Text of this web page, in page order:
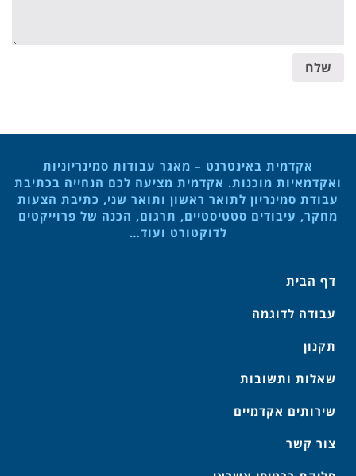
שלח
אקדמית באינטרנט – מאגר עבודות סמינריוניות
ואקדמאיות מוכנות. אקדמית מציעה לכם הנחייה בכתיבת
עבודת סמינריון לתואר ראשון ותואר שני, כתיבת הצעות
מחקר, עיבודים סטטיסטיים, תרגום, הכנה של פרוייקטים
לדוקטורט ועוד…
דף הבית
עבודה לדוגמה
תקנון
שאלות ותשובות
שירותים אקדמיים
צור קשר